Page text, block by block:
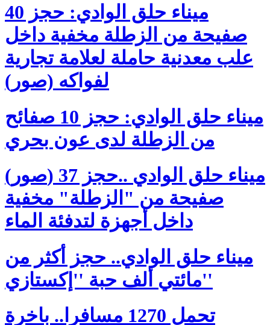
ميناء حلق الوادي: حجز 40
صفيحة من الزطلة مخفية داخل
علب معدنية حاملة لعلامة تجارية
لفواكه (صور)
ميناء حلق الوادي: حجز 10 صفائح
من الزطلة لدى عون بحري
(صور) ميناء حلق الوادي ..حجز 37
صفيحة من "الزطلة" مخفية
داخل أجهزة لتدفئة الماء
ميناء حلق الوادي.. حجز أكثر من
مائتي ألف حبة ''إكستازي''
تحمل 1270 مسافرا.. باخرة